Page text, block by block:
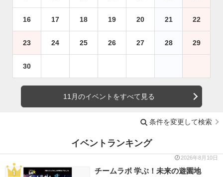
16 17 18 19 20 21 22
23 24 25 26 27 28 29
30
11月のイベントをすべて見る
条件を変更して検索
イベントランキング
2026年8月10日
チームラボ 学ぶ！未来の遊園地